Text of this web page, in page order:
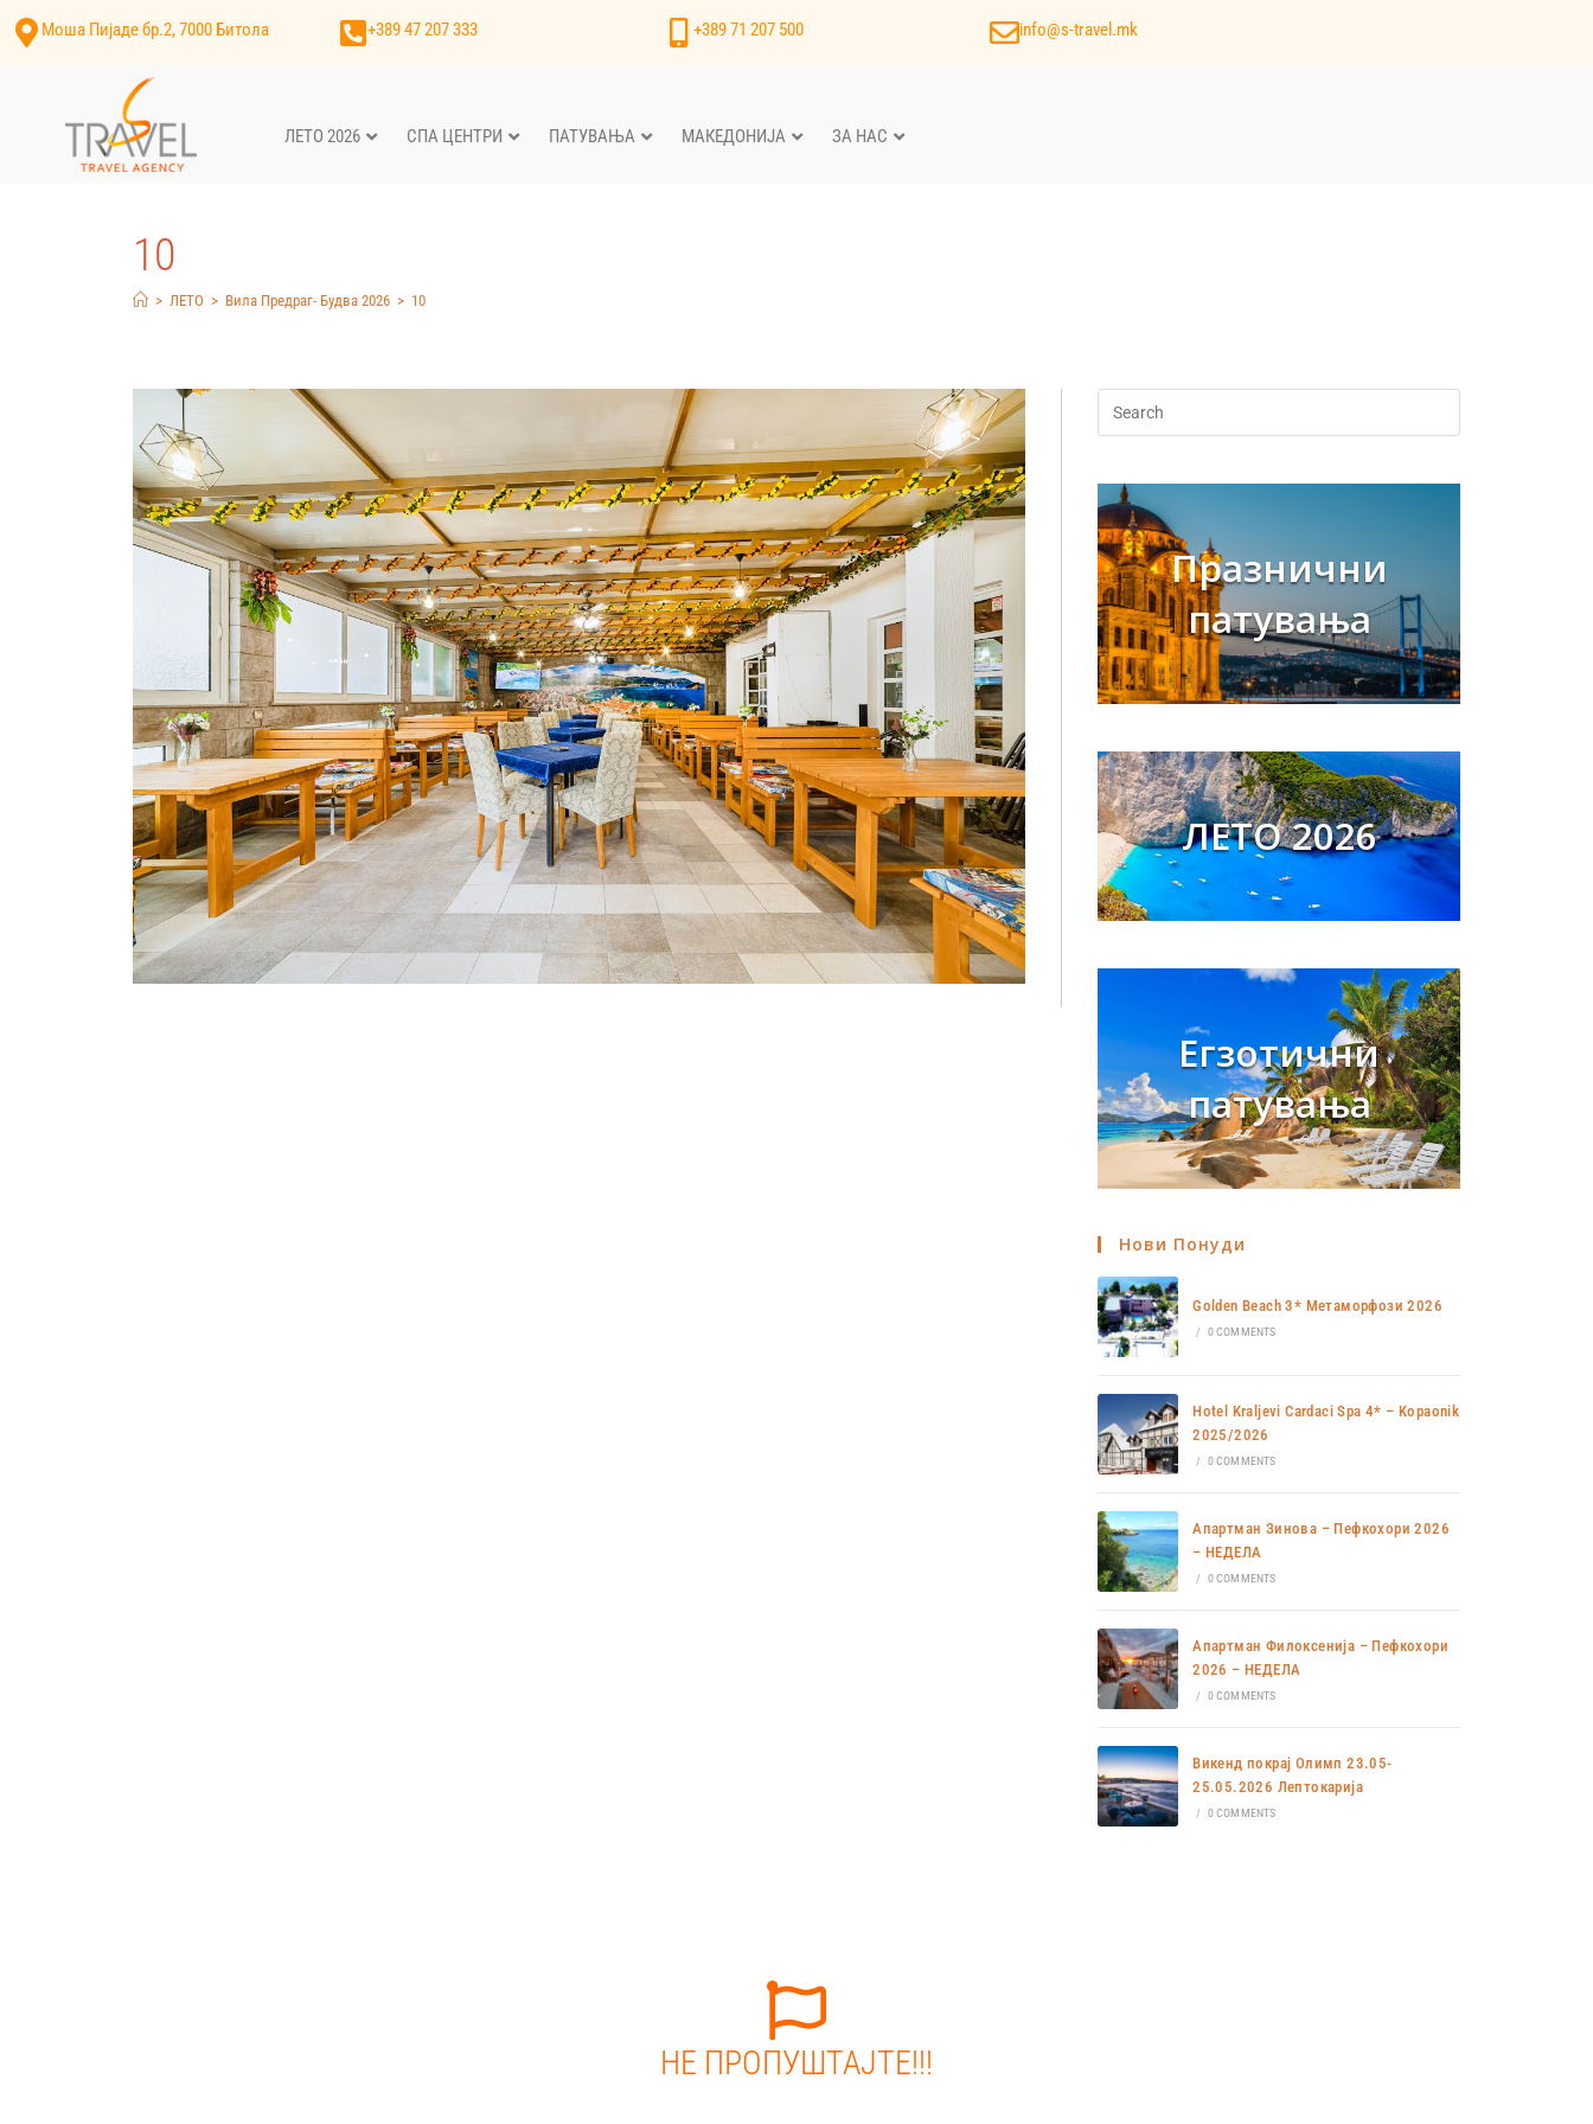
Моша Пијаде бр.2, 7000 Битола +389 47 207 333 +389 71 207 500 info@s-travel.mk
ЛЕТО 2026 СПА ЦЕНТРИ ПАТУВАЊА МАКЕДОНИЈА ЗА НАС
10
> ЛЕТО > Вила Предраг- Будва 2026 > 10
Празнични
патувања
ЛЕТО 2026
Егзотични
патувања
Нови Понуди
Golden Beach 3* Метаморфози 2026
/ 0 COMMENTS
Hotel Kraljevi Cardaci Spa 4* – Kopaonik
2025/2026
/ 0 COMMENTS
Апартман Зинова – Пефкохори 2026
– НЕДЕЛА
/ 0 COMMENTS
Апартман Филоксенија – Пефкохори
2026 – НЕДЕЛА
/ 0 COMMENTS
Викенд покрај Олимп 23.05-
25.05.2026 Лептокарија
/ 0 COMMENTS
НЕ ПРОПУШТАЈТЕ!!!